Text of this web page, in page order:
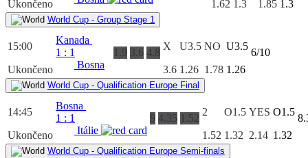
Ukončeno 1.62 1.3 1.85 1.3
World Cup - Group Stage 1
15:00
Ukončeno
Kanada
1 : 1
Bosna
1.9 3.6 4.8
X
3.6
U3.5
1.26
NO
1.78
U3.5
1.26
6/10
World Cup - Qualification Europe Final
14:45
Ukončeno
Bosna
1 : 1
Itálie
9 4.35 1.52
2
1.52
O1.5
1.32
YES
2.14
O1.5
1.32
World Cup - Qualification Europe Semi-finals